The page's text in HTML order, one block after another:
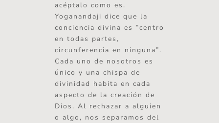
acéptalo como es.
Yoganandaji dice que la
conciencia divina es “centro
en todas partes,
circunferencia en ninguna”.
Cada uno de nosotros es
único y una chispa de
divinidad habita en cada
aspecto de la creación de
Dios. Al rechazar a alguien
o algo, nos separamos del